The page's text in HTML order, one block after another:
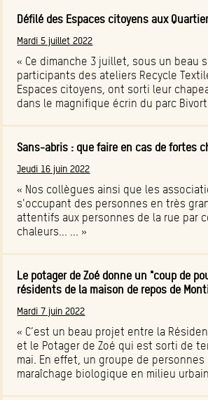
Défilé des Espaces citoyens aux
Mardi 5 juillet 2022
« Ce dimanche 3 juillet, sous un beau
participants des ateliers Recycle
Espaces citoyens, ont sorti leur
dans le magnifique écrin du parc
Sans-abris : que faire en cas de fortes
Jeudi 16 juin 2022
« Nos collègues ainsi que les
s'occupant des personnes en très
attentifs aux personnes de la rue par
chaleurs... ... »
Le potager de Zoé donne un "coup de
résidents de la maison de repos de
Mardi 7 juin 2022
« C’est un beau projet entre la
et le Potager de Zoé qui est sorti de
mai. En effet, un groupe de
maraîchage biologique en milieu